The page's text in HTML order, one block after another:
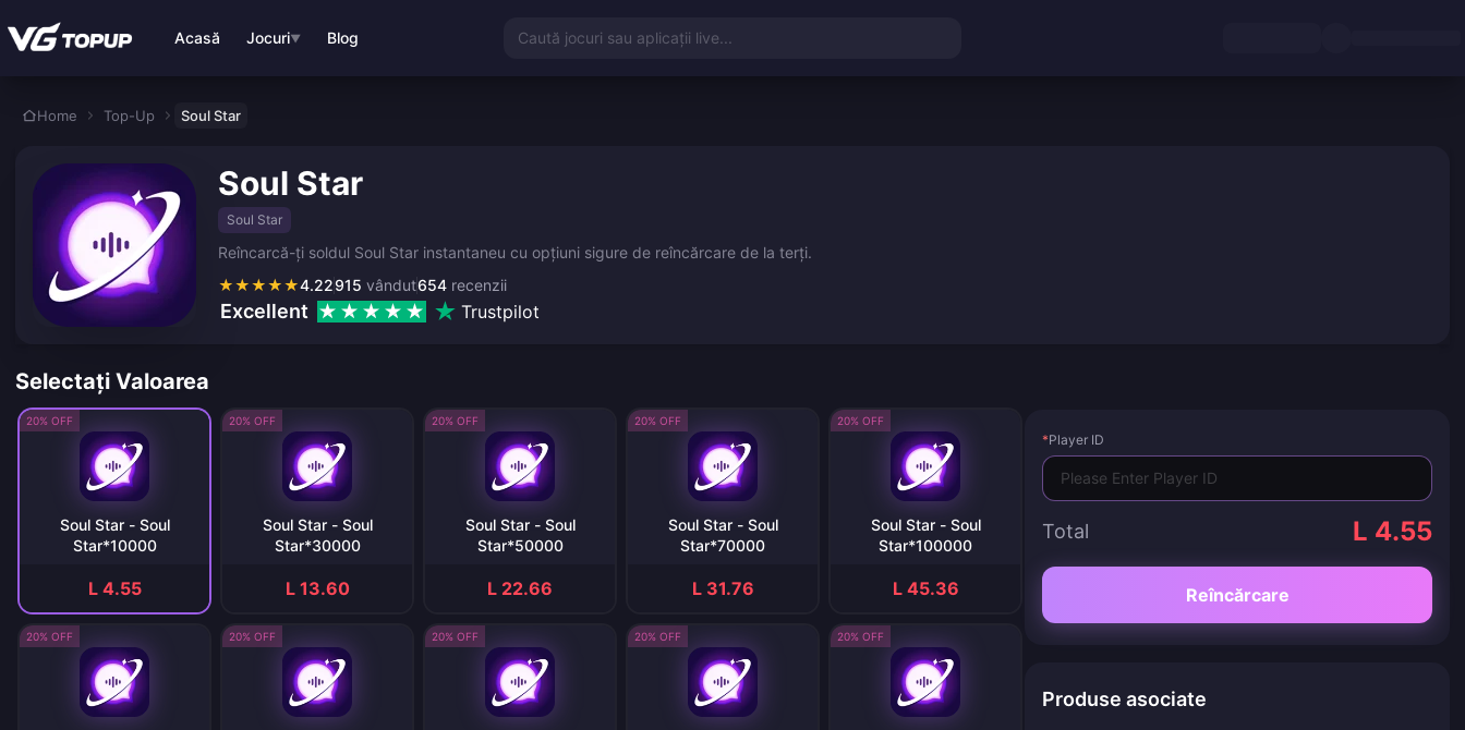
Acasă Jocuri▼ Blog Caută jocuri sau aplicații live...
Home Top-Up Soul Star
Soul Star
Soul Star
Reîncarcă-ți soldul Soul Star instantaneu cu opțiuni sigure de reîncărcare de la terți.
★★★★★4.22 654 recenzii
915 vândut
Excellent Trustpilot
Selectați Valoarea
20% OFF
Soul Star - Soul
Star*10000
L 4.55
20% OFF
Soul Star - Soul
Star*30000
L 13.60
20% OFF
Soul Star - Soul
Star*50000
L 22.66
20% OFF
Soul Star - Soul
Star*70000
L 31.76
20% OFF
Soul Star - Soul
Star*100000
L 45.36
20% OFF 20% OFF 20% OFF 20% OFF 20% OFF
*Player ID
Total L 4.55
Reîncărcare
Produse asociate